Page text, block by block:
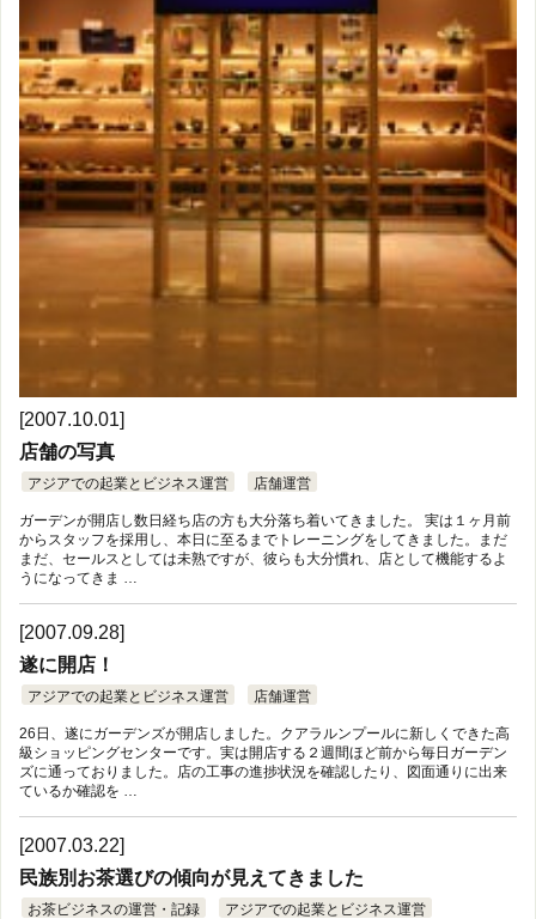
[2007.10.01]
店舗の写真
アジアでの起業とビジネス運営 店舗運営
ガーデンが開店し数日経ち店の方も大分落ち着いてきました。 実は１ヶ月前
からスタッフを採用し、本日に至るまでトレーニングをしてきました。まだ
まだ、セールスとしては未熟ですが、彼らも大分慣れ、店として機能するよ
うになってきま …
[2007.09.28]
遂に開店！
アジアでの起業とビジネス運営 店舗運営
26日、遂にガーデンズが開店しました。クアラルンプールに新しくできた高
級ショッピングセンターです。実は開店する２週間ほど前から毎日ガーデン
ズに通っておりました。店の工事の進捗状況を確認したり、図面通りに出来
ているか確認を …
[2007.03.22]
民族別お茶選びの傾向が見えてきました
お茶ビジネスの運営・記録 アジアでの起業とビジネス運営